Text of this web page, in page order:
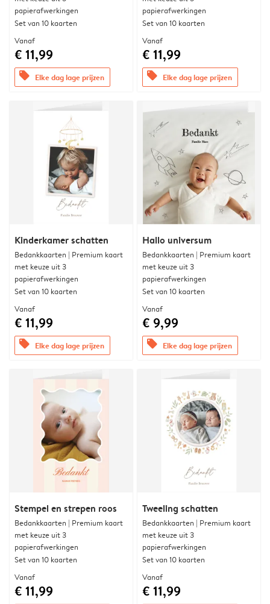
papierafwerkingen
Set van 10 kaarten
Vanaf
€ 11,99
offers Elke dag lage prijzen
papierafwerkingen
Set van 10 kaarten
Vanaf
€ 11,99
offers Elke dag lage prijzen
Kinderkamer schatten
Bedankkaarten | Premium kaart
met keuze uit 3
papierafwerkingen
Set van 10 kaarten
Vanaf
€ 11,99
offers Elke dag lage prijzen
Hallo universum
Bedankkaarten | Premium kaart
met keuze uit 3
papierafwerkingen
Set van 10 kaarten
Vanaf
€ 9,99
offers Elke dag lage prijzen
Stempel en strepen roos
Bedankkaarten | Premium kaart
met keuze uit 3
papierafwerkingen
Set van 10 kaarten
Vanaf
€ 11,99
Tweeling schatten
Bedankkaarten | Premium kaart
met keuze uit 3
papierafwerkingen
Set van 10 kaarten
Vanaf
€ 11,99